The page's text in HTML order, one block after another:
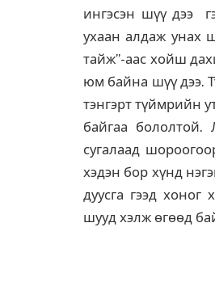
ингэсэн шүү дээ
ухаан алдаж унах
тайж”-аас хойш
юм байна шүү дээ.
тэнгэрт түймрийн
байгаа бололтой.
сугалаад
хэдэн бор хүнд
дуусга гээд
шууд хэлж өгөөд